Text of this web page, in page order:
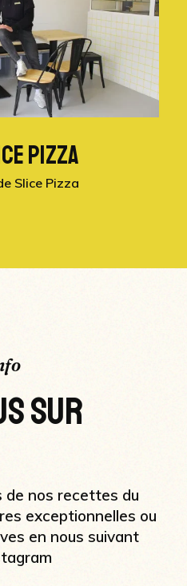
PIZZA
Slice Pizza
fo
SUR
de nos recettes du
exceptionnelles ou
en nous suivant